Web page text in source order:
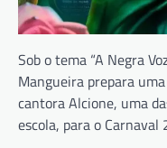
Sob o tema “A Negra
Mangueira prepara
cantora Alcione, uma
escola, para o Carnaval